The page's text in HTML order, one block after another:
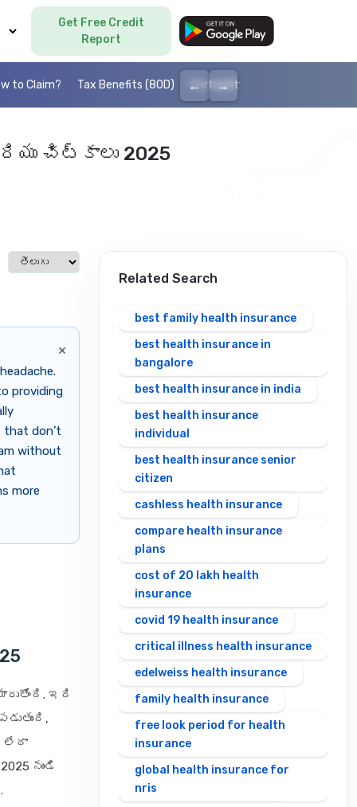
Get Free Credit
Report
to Claim? Tax Benefits (80D) Portability
← →
చిట్కాలు 2025
Select language
×
providing
that don’t
without
more
ఇది
లేదా
నుండి
Related Search
best family health insurance
best health insurance in
bangalore
best health insurance in india
best health insurance
individual
best health insurance senior
citizen
cashless health insurance
compare health insurance
plans
cost of 20 lakh health
insurance
covid 19 health insurance
critical illness health insurance
edelweiss health insurance
family health insurance
free look period for health
insurance
global health insurance for
nris